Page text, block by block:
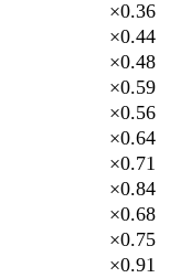
×0.36
×0.44
×0.48
×0.59
×0.56
×0.64
×0.71
×0.84
×0.68
×0.75
×0.91